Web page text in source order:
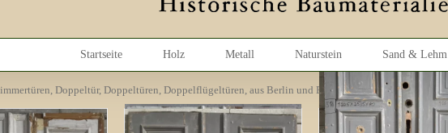
Startseite Holz Metall Naturstein Sand & Lehm
Doppeltür, Doppeltüren, Doppelflügeltüren, aus Berlin und Brandenburg.